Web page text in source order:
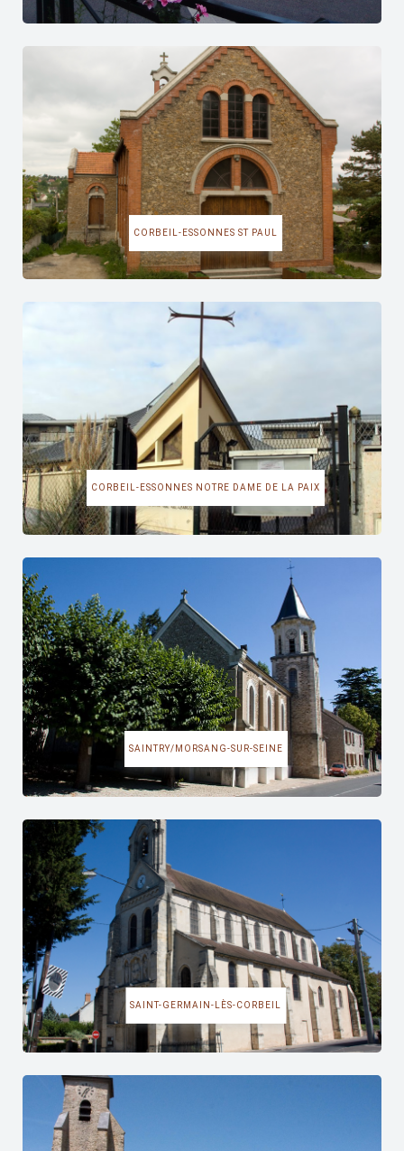
CORBEIL-ESSONNES ST PAUL
CORBEIL-ESSONNES NOTRE DAME DE LA PAIX
SAINTRY/MORSANG-SUR-SEINE
SAINT-GERMAIN-LÈS-CORBEIL